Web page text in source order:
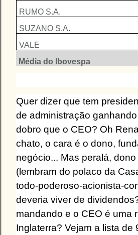
RUMO S.A.
SUZANO S.A.
VALE
Média do Ibovespa
Quer dizer que tem
de administração
dobro que o CEO? Oh
chato, o cara é o dono,
negócio... Mas peralá,
(lembram do polaco da
todo-poderoso-acionista-
deveria viver de
mandando e o CEO é uma
Inglaterra? Vejam a lista de